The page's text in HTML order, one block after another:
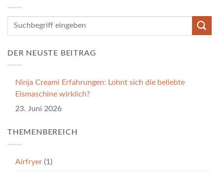
DER NEUSTE BEITRAG
Ninja Creami Erfahrungen: Lohnt sich die beliebte
Eismaschine wirklich?
23. Juni 2026
THEMENBEREICH
Airfryer (1)